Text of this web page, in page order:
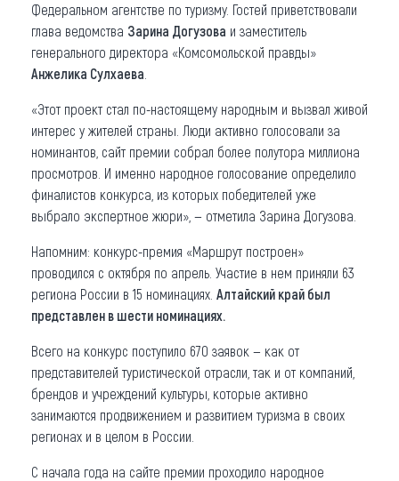
Федеральном агентстве по туризму. Гостей приветствовали
глава ведомства Зарина Догузова и заместитель
генерального директора «Комсомольской правды»
Анжелика Сулхаева
«Этот проект стал по-настоящему народным и вызвал живой
интерес у жителей страны. Люди активно голосовали за
номинантов, сайт премии собрал более полутора миллиона
просмотров. И именно народное голосование определило
финалистов конкурса, из которых победителей уже
выбрало экспертное жюри», — отметила Зарина Догузова.
Напомним: конкурс-премия «Маршрут построен»
проводился с октября по апрель. Участие в нем приняли 63
региона России в 15 номинациях. Алтайский край был
представлен в шести номинациях.
Всего на конкурс поступило 670 заявок — как от
представителей туристической отрасли, так и от компаний,
брендов и учреждений культуры, которые активно
занимаются продвижением и развитием туризма в своих
регионах и в целом в России.
С начала года на сайте премии проходило народное